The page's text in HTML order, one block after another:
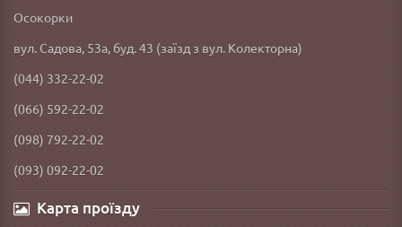
Осокорки
вул. Садова, 53а, буд. 43 (заїзд з вул. Колекторна)
(044) 332-22-02
(066) 592-22-02
(098) 792-22-02
(093) 092-22-02
Карта проїзду